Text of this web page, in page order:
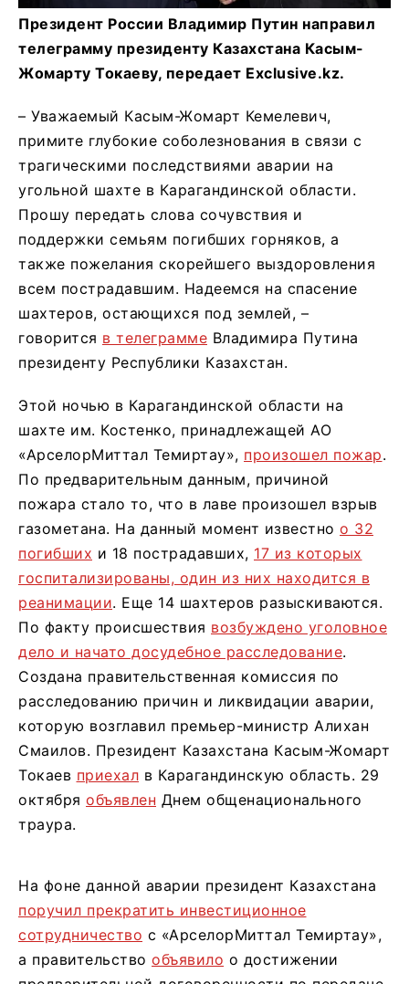
Президент России Владимир Путин направил
телеграмму президенту Казахстана Касым-
Жомарту Токаеву, передает Exclusive.kz.
– Уважаемый Касым-Жомарт Кемелевич,
примите глубокие соболезнования в связи с
трагическими последствиями аварии на
угольной шахте в Карагандинской области.
Прошу передать слова сочувствия и
поддержки семьям погибших горняков, а
также пожелания скорейшего выздоровления
всем пострадавшим. Надеемся на спасение
шахтеров, остающихся под землей, –
говорится в телеграмме Владимира Путина
президенту Республики Казахстан.
Этой ночью в Карагандинской области на
шахте им. Костенко, принадлежащей АО
«АрселорМиттал Темиртау», произошел пожар.
По предварительным данным, причиной
пожара стало то, что в лаве произошел взрыв
газометана. На данный момент известно о 32
погибших и 18 пострадавших, 17 из которых
госпитализированы, один из них находится в
реанимации. Еще 14 шахтеров разыскиваются.
По факту происшествия возбуждено уголовное
дело и начато досудебное расследование.
Создана правительственная комиссия по
расследованию причин и ликвидации аварии,
которую возглавил премьер-министр Алихан
Смаилов. Президент Казахстана Касым-Жомарт
Токаев приехал в Карагандинскую область. 29
октября объявлен Днем общенационального
траура.
На фоне данной аварии президент Казахстана
поручил прекратить инвестиционное
сотрудничество с «АрселорМиттал Темиртау»,
а правительство объявило о достижении